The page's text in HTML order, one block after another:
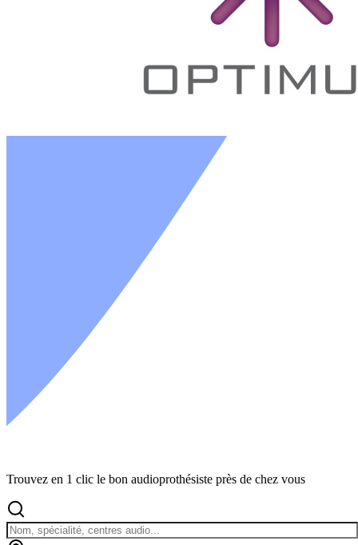
Trouvez en 1 clic le bon audioprothésiste près de chez vous